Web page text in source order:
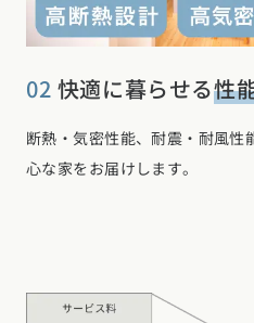
02 快適に暮らせる性
断熱・気密性能、耐震・耐風性
心な家をお届けします。